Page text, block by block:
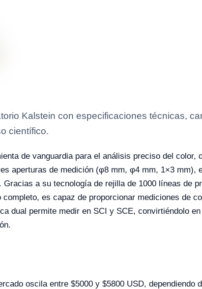
Kalstein con especificaciones técnicas,
científico.
de vanguardia para el análisis preciso del color,
aperturas de medición (φ8 mm, φ4 mm, 1×3 mm),
a su tecnología de rejilla de 1000 líneas de
es capaz de proporcionar mediciones de
dual permite medir en SCI y SCE, convirtiéndolo
oscila entre $5000 y $5800 USD, dependiendo